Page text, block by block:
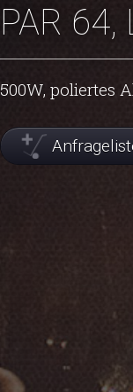
PAR 64,
500W, poliertes